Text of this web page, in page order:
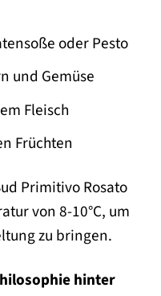
oder Pesto
und Gemüse
Fleisch
Früchten
Primitivo Rosato
von 8-10°C, um
zu bringen.
hinter